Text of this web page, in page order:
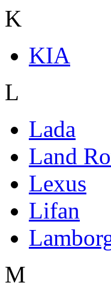
K
KIA
L
Lada
Land
Lexus
Lifan
M